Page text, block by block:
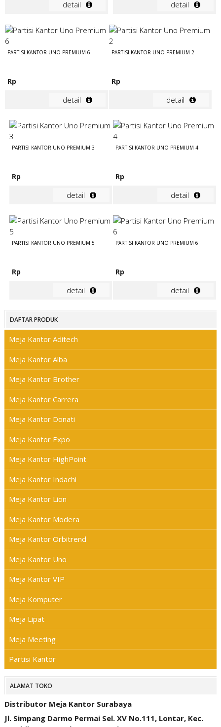
detail detail
PARTISI KANTOR UNO PREMIUM 6
Rp
detail
PARTISI KANTOR UNO PREMIUM 2
Rp
detail
PARTISI KANTOR UNO PREMIUM 3
Rp
detail
PARTISI KANTOR UNO PREMIUM 4
Rp
detail
PARTISI KANTOR UNO PREMIUM 5
Rp
detail
PARTISI KANTOR UNO PREMIUM 6
Rp
detail
DAFTAR PRODUK
Meja Kantor Aditech
Meja Kantor Alba
Meja Kantor Brother
Meja Kantor Carrera
Meja Kantor Donati
Meja Kantor Expo
Meja Kantor HighPoint
Meja Kantor Indachi
Meja Kantor Lion
Meja Kantor Modera
Meja Kantor Orbitrend
Meja Kantor Uno
Meja Kantor VIP
Meja Komputer
Meja Lipat
Meja Meeting
Partisi Kantor
ALAMAT TOKO
Distributor Meja Kantor Surabaya
Jl. Simpang Darmo Permai Sel. XV No.111, Lontar, Kec.